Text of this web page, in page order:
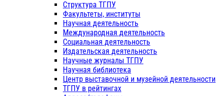
Структура ТГПУ
Факультеты, институты
Научная деятельность
Международная деятельность
Социальная деятельность
Издательская деятельность
Научные журналы ТГПУ
Научная библиотека
Центр выставочной и музейной деятельности
ТГПУ в рейтингах